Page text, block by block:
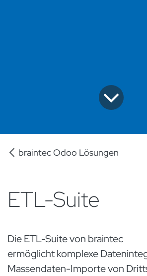
braintec Odoo Lösungen
ETL-Suite
Die ETL-Suite von braintec
ermöglicht komplexe
Massendaten-Importe von